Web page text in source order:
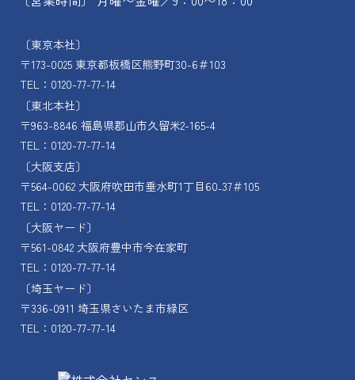
〔東京本社〕
〒173-0025 東京都板橋区熊野町30-6＃103
TEL：0120-77-77-14
〔東北本社〕
〒963-8846 福島県郡山市久留米2-165-4
TEL：0120-77-77-14
〔大阪支店〕
〒564-0062 大阪府吹田市垂水町1丁目60₋37＃105
TEL：0120-77-77-14
〔大阪ヤード〕
〒561-0842 大阪府豊中市今在家町
TEL：0120-77-77-14
〔埼玉ヤード〕
〒336-0911 埼玉県さいたま市緑区
TEL：0120-77-77-14